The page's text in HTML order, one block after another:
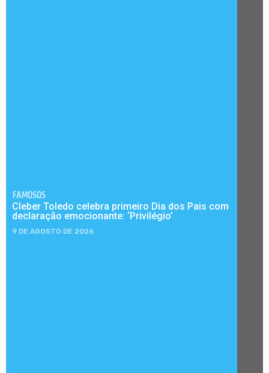
FAMOSOS
Cleber Toledo celebra primeiro Dia dos Pais com
declaração emocionante: ‘Privilégio’
9 DE AGOSTO DE 2026